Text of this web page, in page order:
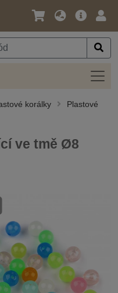
Jazyk
Měna
Hlavní
korálky
Plastové
ve tmě Ø8